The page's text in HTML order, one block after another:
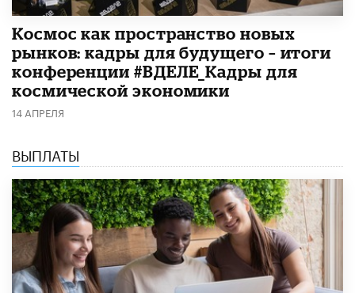
Космос как пространство новых
рынков: кадры для будущего – итоги
конференции #ВДЕЛЕ_Кадры для
космической экономики
14 АПРЕЛЯ
ВЫПЛАТЫ